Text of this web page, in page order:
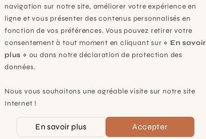
Plan-les-Ouates
Chemin des Charrotons 25
1228 Plan-les-Ouates (GE)
navigation sur notre site, améliorer votre expérience en
ligne et vous présenter des contenus personnalisés en
fonction de vos préférences. Vous pouvez retirer votre
consentement à tout moment en cliquant sur « En savoir
plus » ou dans notre déclaration de protection des
données.
Nous vous souhaitons une agréable visite sur notre site
Internet !
En savoir plus Accepter